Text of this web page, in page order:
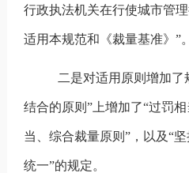
行政执法机关在行使城市管
适用本规范和《裁量基准》”。
二是对适用原则增加了
结合的原则”上增加了“过罚
当、综合裁量原则”，以及“
统一”的规定。